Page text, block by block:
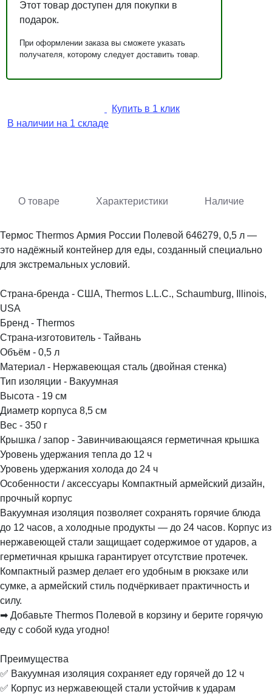
Этот товар доступен для покупки в
подарок.
При оформлении заказа вы сможете указать
получателя, которому следует доставить товар.
Купить в 1 клик
В наличии на 1 складе
О товаре Характеристики Наличие
Термос Thermos Армия России Полевой 646279, 0,5 л —
это надёжный контейнер для еды, созданный специально
для экстремальных условий.
Страна-бренда - США, Thermos L.L.C., Schaumburg, Illinois,
USA
Бренд - Thermos
Страна-изготовитель - Тайвань
Объём - 0,5 л
Материал - Нержавеющая сталь (двойная стенка)
Тип изоляции - Вакуумная
Высота - 19 см
Диаметр корпуса 8,5 см
Вес - 350 г
Крышка / запор - Завинчивающаяся герметичная крышка
Уровень удержания тепла до 12 ч
Уровень удержания холода до 24 ч
Особенности / аксессуары Компактный армейский дизайн,
прочный корпус
Вакуумная изоляция позволяет сохранять горячие блюда
до 12 часов, а холодные продукты — до 24 часов. Корпус из
нержавеющей стали защищает содержимое от ударов, а
герметичная крышка гарантирует отсутствие протечек.
Компактный размер делает его удобным в рюкзаке или
сумке, а армейский стиль подчёркивает практичность и
силу.
➡ Добавьте Thermos Полевой в корзину и берите горячую
еду с собой куда угодно!
Преимущества
✅ Вакуумная изоляция сохраняет еду горячей до 12 ч
✅ Корпус из нержавеющей стали устойчив к ударам